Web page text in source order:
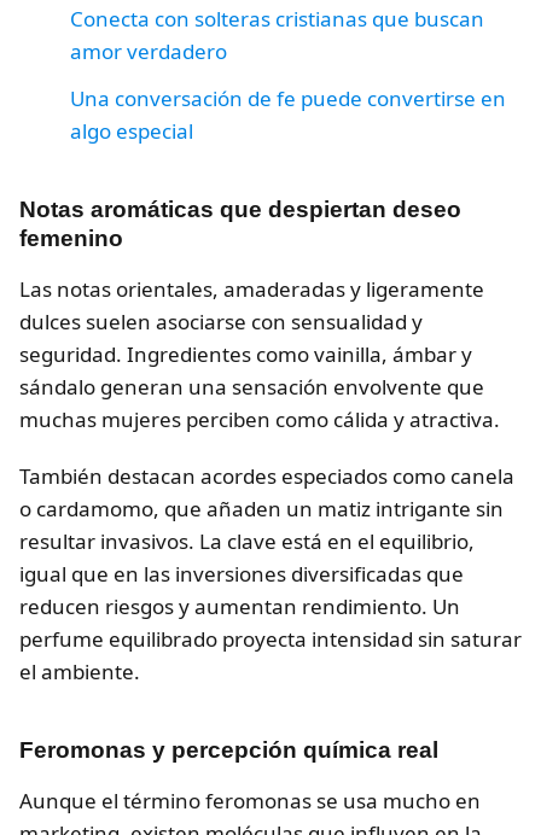
Conecta con solteras cristianas que buscan
amor verdadero
Una conversación de fe puede convertirse en
algo especial
Notas aromáticas que despiertan deseo
femenino
Las notas orientales, amaderadas y ligeramente
dulces suelen asociarse con sensualidad y
seguridad. Ingredientes como vainilla, ámbar y
sándalo generan una sensación envolvente que
muchas mujeres perciben como cálida y atractiva.
También destacan acordes especiados como canela
o cardamomo, que añaden un matiz intrigante sin
resultar invasivos. La clave está en el equilibrio,
igual que en las inversiones diversificadas que
reducen riesgos y aumentan rendimiento. Un
perfume equilibrado proyecta intensidad sin saturar
el ambiente.
Feromonas y percepción química real
Aunque el término feromonas se usa mucho en